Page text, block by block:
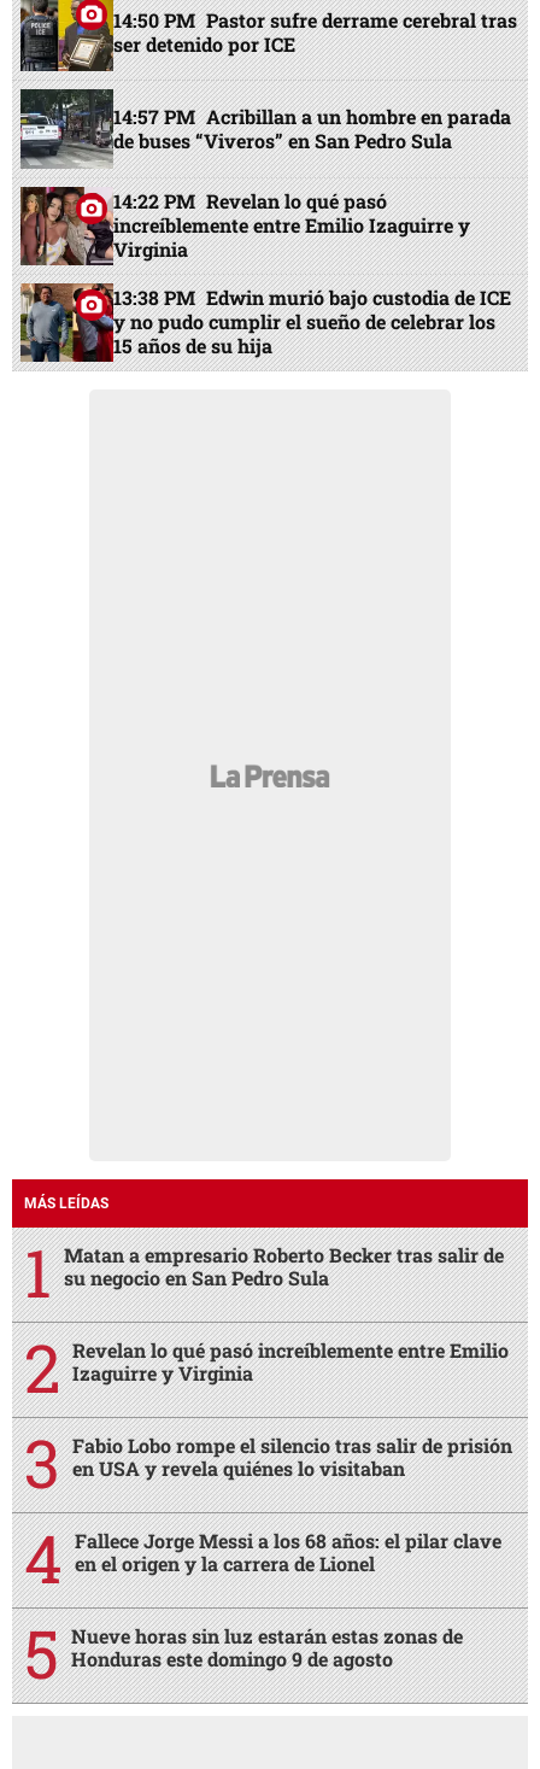
14:50 PM Pastor sufre derrame cerebral tras
ser detenido por ICE
14:57 PM Acribillan a un hombre en parada
de buses “Viveros” en San Pedro Sula
14:22 PM Revelan lo qué pasó
increíblemente entre Emilio Izaguirre y
Virginia
13:38 PM Edwin murió bajo custodia de ICE
y no pudo cumplir el sueño de celebrar los
15 años de su hija
MÁS LEÍDAS
Matan a empresario Roberto Becker tras salir de
su negocio en San Pedro Sula
Revelan lo qué pasó increíblemente entre Emilio
Izaguirre y Virginia
Fabio Lobo rompe el silencio tras salir de prisión
en USA y revela quiénes lo visitaban
Fallece Jorge Messi a los 68 años: el pilar clave
en el origen y la carrera de Lionel
Nueve horas sin luz estarán estas zonas de
Honduras este domingo 9 de agosto